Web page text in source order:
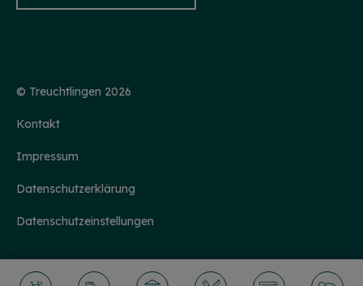
© Treuchtlingen 2026
Kontakt
Impressum
Datenschutzerklärung
Datenschutzeinstellungen